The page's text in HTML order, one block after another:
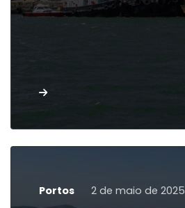
Leia mais
Portos 2 de maio de 2025